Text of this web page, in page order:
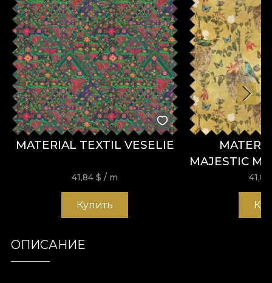
MATERIAL TEXTIL VESELIE
41,84$ / m
Купить
MAJESTIC
ОПИСАНИЕ